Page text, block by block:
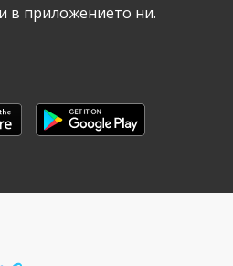
в приложението ни.